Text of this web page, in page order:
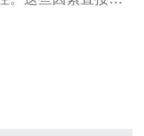
络基础设施和周